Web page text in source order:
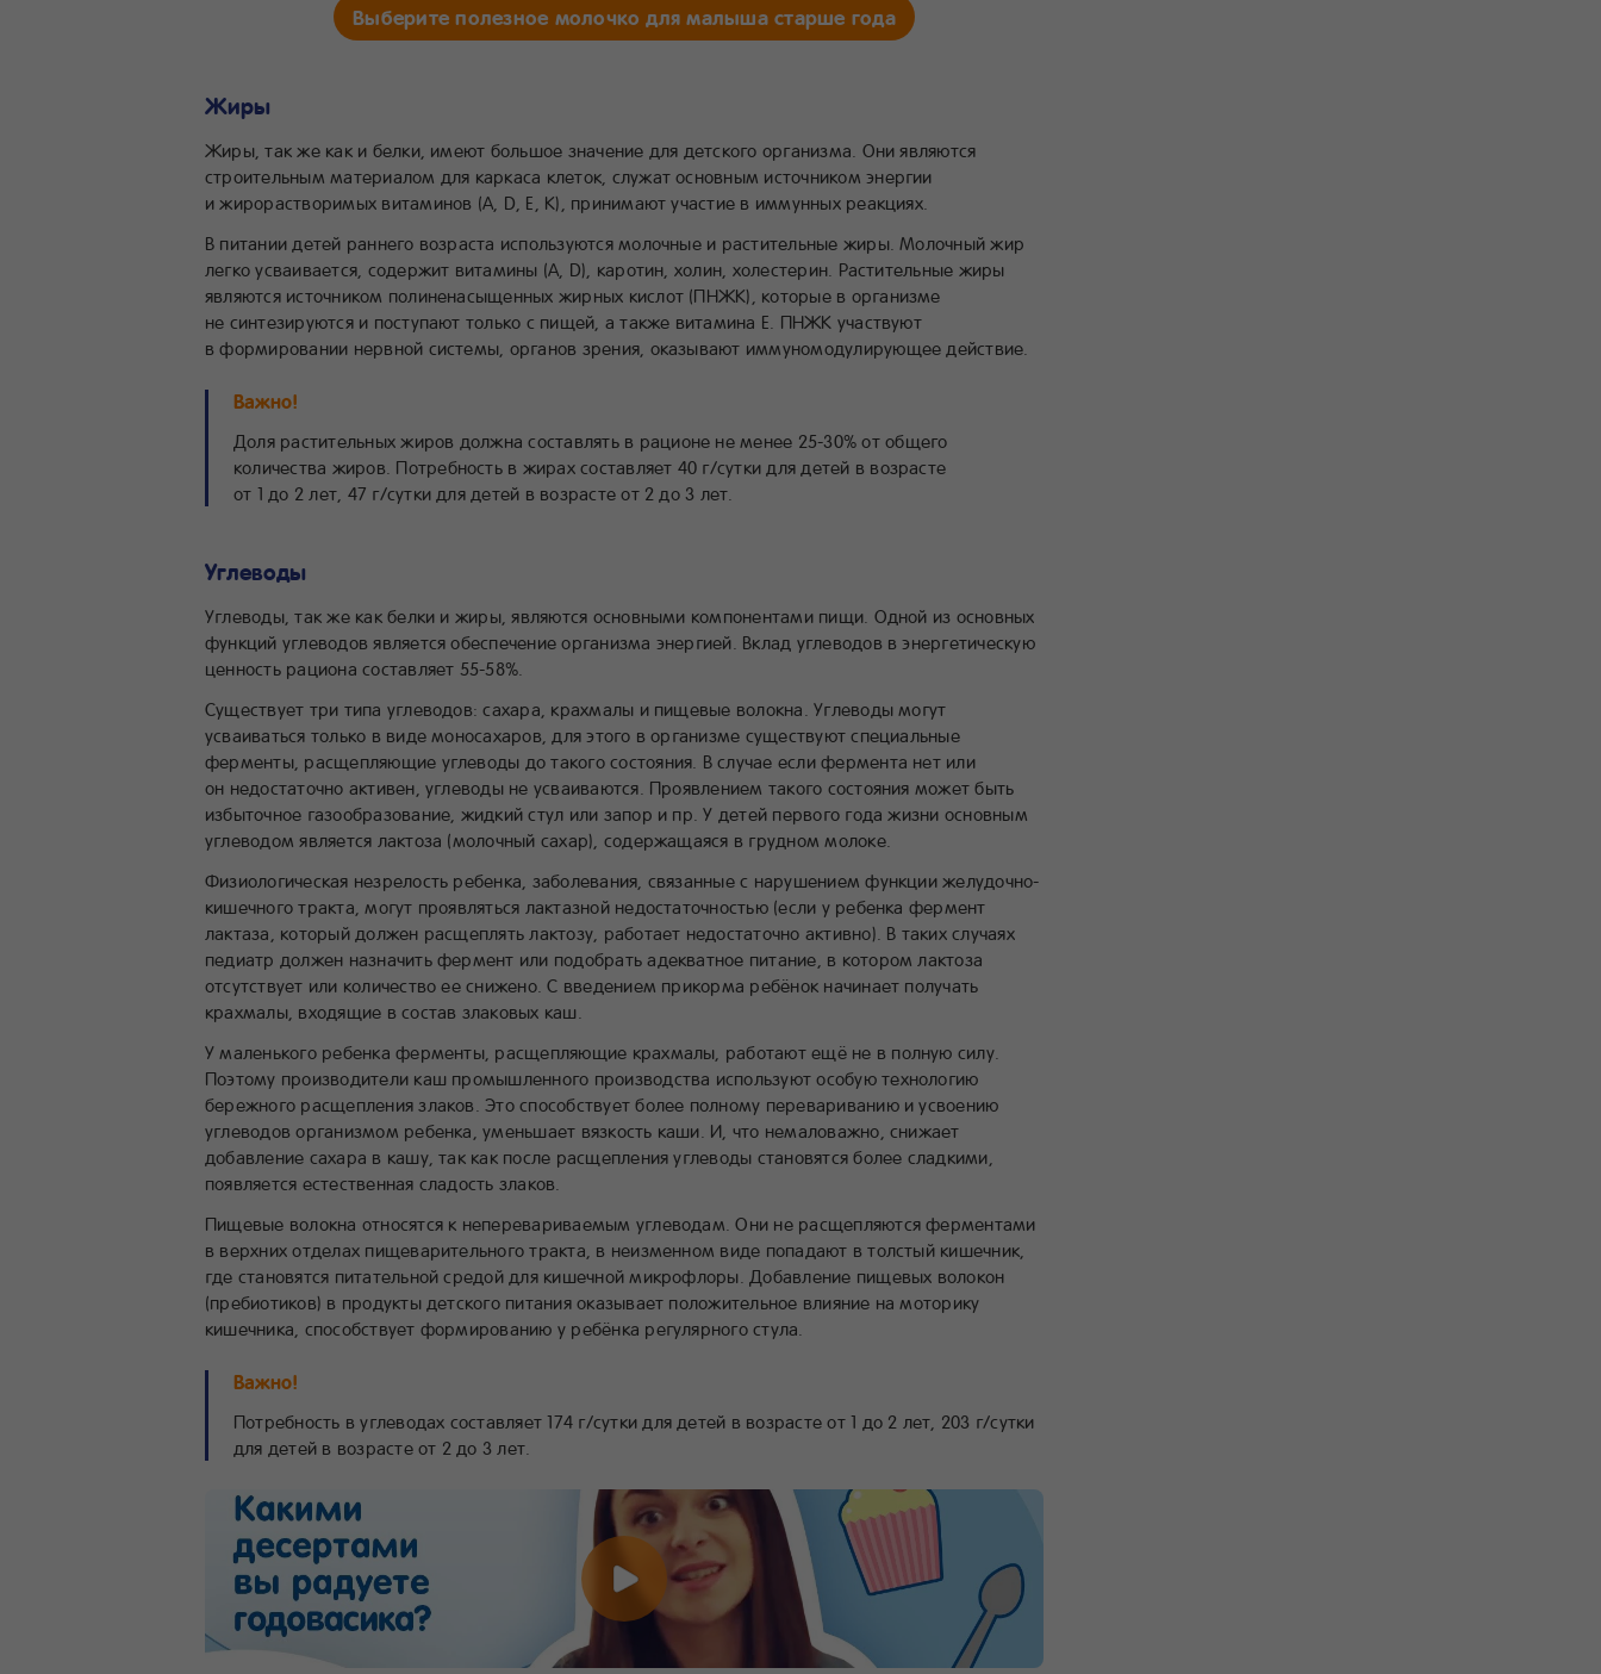
Выберите полезное молочко для малыша старше года
Жиры
Жиры, так же как и белки, имеют большое значение для детского организма. Они являются
строительным материалом для каркаса клеток, служат основным источником энергии
и жирорастворимых витаминов (А, D, Е, К), принимают участие в иммунных реакциях.
В питании детей раннего возраста используются молочные и растительные жиры. Молочный жир
легко усваивается, содержит витамины (А, D), каротин, холин, холестерин. Растительные жиры
являются источником полиненасыщенных жирных кислот (ПНЖК), которые в организме
не синтезируются и поступают только с пищей, а также витамина Е. ПНЖК участвуют
в формировании нервной системы, органов зрения, оказывают иммуномодулирующее действие.
Важно!
Доля растительных жиров должна составлять в рационе не менее 25-30% от общего
количества жиров. Потребность в жирах составляет 40 г/сутки для детей в возрасте
от 1 до 2 лет, 47 г/сутки для детей в возрасте от 2 до 3 лет.
Углеводы
Углеводы, так же как белки и жиры, являются основными компонентами пищи. Одной из основных
функций углеводов является обеспечение организма энергией. Вклад углеводов в энергетическую
ценность рациона составляет 55-58%.
Существует три типа углеводов: сахара, крахмалы и пищевые волокна. Углеводы могут
усваиваться только в виде моносахаров, для этого в организме существуют специальные
ферменты, расщепляющие углеводы до такого состояния. В случае если фермента нет или
он недостаточно активен, углеводы не усваиваются. Проявлением такого состояния может быть
избыточное газообразование, жидкий стул или запор и пр. У детей первого года жизни основным
углеводом является лактоза (молочный сахар), содержащаяся в грудном молоке.
Физиологическая незрелость ребенка, заболевания, связанные с нарушением функции желудочно-
кишечного тракта, могут проявляться лактазной недостаточностью (если у ребенка фермент
лактаза, который должен расщеплять лактозу, работает недостаточно активно). В таких случаях
педиатр должен назначить фермент или подобрать адекватное питание, в котором лактоза
отсутствует или количество ее снижено. С введением прикорма ребёнок начинает получать
крахмалы, входящие в состав злаковых каш.
У маленького ребенка ферменты, расщепляющие крахмалы, работают ещё не в полную силу.
Поэтому производители каш промышленного производства используют особую технологию
бережного расщепления злаков. Это способствует более полному перевариванию и усвоению
углеводов организмом ребенка, уменьшает вязкость каши. И, что немаловажно, снижает
добавление сахара в кашу, так как после расщепления углеводы становятся более сладкими,
появляется естественная сладость злаков.
Пищевые волокна относятся к неперевариваемым углеводам. Они не расщепляются ферментами
в верхних отделах пищеварительного тракта, в неизменном виде попадают в толстый кишечник,
где становятся питательной средой для кишечной микрофлоры. Добавление пищевых волокон
(пребиотиков) в продукты детского питания оказывает положительное влияние на моторику
кишечника, способствует формированию у ребёнка регулярного стула.
Важно!
Потребность в углеводах составляет 174 г/сутки для детей в возрасте от 1 до 2 лет, 203 г/сутки
для детей в возрасте от 2 до 3 лет.